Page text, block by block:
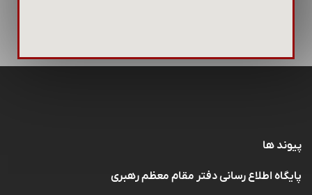
پیوند ها
پایگاه اطلاع رسانی دفتر مقام معظم رهبری